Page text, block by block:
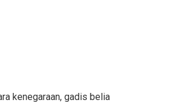
kenegaraan, gadis belia